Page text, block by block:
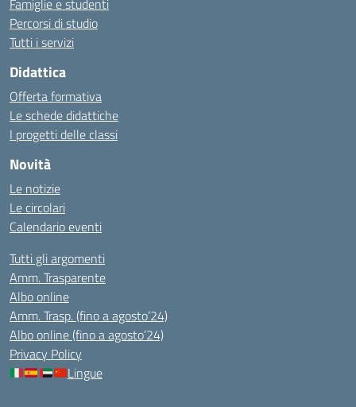
Famiglie e studenti
Percorsi di studio
Tutti i servizi
Didattica
Offerta formativa
Le schede didattiche
I progetti delle classi
Novità
Le notizie
Le circolari
Calendario eventi
Tutti gli argomenti
Amm. Trasparente
Albo online
Amm. Trasp. (fino a agosto’24)
Albo online (fino a agosto’24)
Privacy Policy
Lingue